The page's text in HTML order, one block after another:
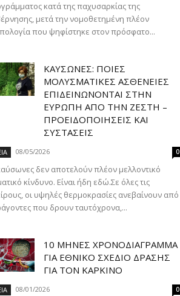
κατά της παχυσαρκίας της
μετά την νομοθετημένη πλέον
που ψηφίστηκε στον πρόσφατο...
ΚΑΎΣΩΝΕΣ: ΠΟΙΕΣ
ΜΟΛΥΣΜΑΤΙΚΈΣ ΑΣΘΈΝΕΙΕΣ
ΕΠΙΔΕΙΝΏΝΟΝΤΑΙ ΣΤΗΝ
ΕΥΡΏΠΗ ΑΠΌ ΤΗΝ ΖΈΣΤΗ –
ΠΡΟΕΙΔΟΠΟΙΉΣΕΙΣ ΚΑΙ
ΣΥΣΤΆΣΕΙΣ
08/05/2026 0
δεν αποτελούν πλέον μελλοντικό
κίνδυνο. Είναι ήδη εδώ.Σε όλες τις
οι υψηλές θερμοκρασίες ανεβαίνουν από
που δρουν ταυτόχρονα,...
10 ΜΉΝΕΣ ΧΡΟΝΟΔΙΆΓΡΑΜΜΑ
ΓΙΑ ΕΘΝΙΚΌ ΣΧΈΔΙΟ ΔΡΆΣΗΣ
ΓΙΑ ΤΟΝ ΚΑΡΚΊΝΟ
08/01/2026 0